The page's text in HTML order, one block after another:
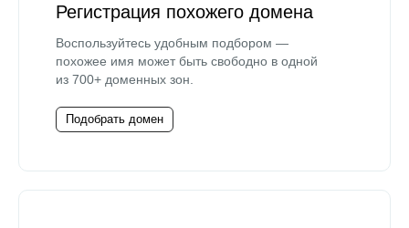
Регистрация похожего домена
Воспользуйтесь удобным подбором —
похожее имя может быть свободно в одной
из 700+ доменных зон.
Подобрать домен